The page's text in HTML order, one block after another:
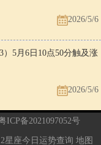
2026/5/6
5月6日10点50分触及涨
2026/5/6
ICP备2021097052号
星座今日运势查询 地图